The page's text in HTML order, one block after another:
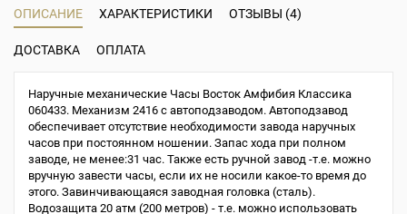
ОПИСАНИЕ ХАРАКТЕРИСТИКИ ОТЗЫВЫ (4)
ДОСТАВКА ОПЛАТА
Наручные механические Часы Восток Амфибия Классика
060433. Механизм 2416 с автоподзаводом. Автоподзавод
обеспечивает отсутствие необходимости завода наручных
часов при постоянном ношении. Запас хода при полном
заводе, не менее:31 час. Также есть ручной завод -т.е. можно
вручную завести часы, если их не носили какое-то время до
этого. Завинчивающаяся заводная головка (сталь).
Водозащита 20 атм (200 метров) - т.е. можно использовать